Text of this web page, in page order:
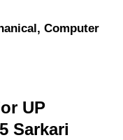
Computer
UP
Sarkari